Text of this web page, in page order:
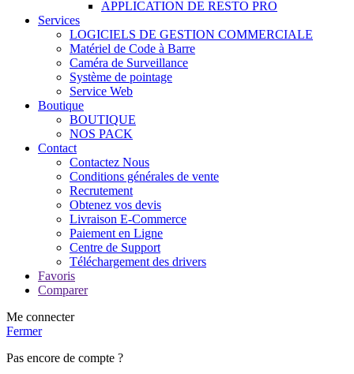
APPLICATION DE RESTO PRO
Services
LOGICIELS DE GESTION COMMERCIALE
Matériel de Code à Barre
Caméra de Surveillance
Système de pointage
Service Web
Boutique
BOUTIQUE
NOS PACK
Contact
Contactez Nous
Conditions générales de vente
Recrutement
Obtenez vos devis
Livraison E-Commerce
Paiement en Ligne
Centre de Support
Téléchargement des drivers
Favoris
Comparer
Me connecter
Fermer
Pas encore de compte ?